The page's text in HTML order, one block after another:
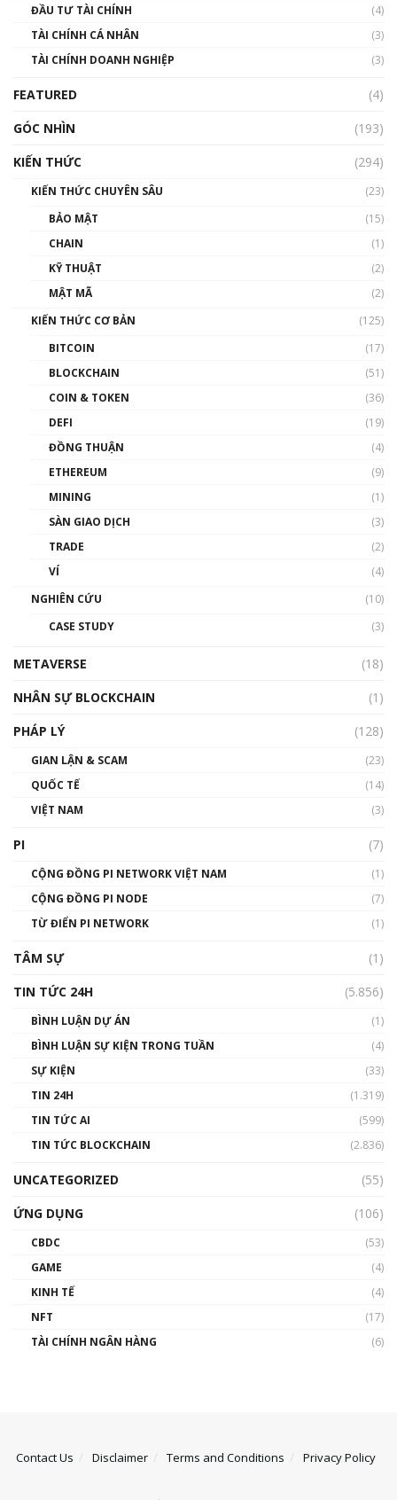
00:02:14
Nhìn lại năm 2022: Những sự kiện ảnh hưởng
đến hệ sinh thái tiền mã hoá | Phổ cập
00:43:47
như thể nào?
00:39:31
Phổ cập Blockchain
thống & Crypto qua các cuộc chiến | Phổ cập
01:32:59
gió ấm
Talkshow 14: MemeCoin – Trò đùa tỷ đô
01:29:26
ĐẦU TƯ TÀI CHÍNH
(4)
TÀI CHÍNH CÁ NHÂN
(3)
TÀI CHÍNH DOANH NGHIỆP
(3)
FEATURED
(4)
GÓC NHÌN
(193)
KIẾN THỨC
(294)
KIẾN THỨC CHUYÊN SÂU
(23)
BẢO MẬT
(15)
CHAIN
(1)
KỸ THUẬT
(2)
MẬT MÃ
(2)
KIẾN THỨC CƠ BẢN
(125)
BITCOIN
(17)
BLOCKCHAIN
(51)
COIN & TOKEN
(36)
DEFI
(19)
ĐỒNG THUẬN
(4)
ETHEREUM
(9)
MINING
(1)
SÀN GIAO DỊCH
(3)
TRADE
(2)
VÍ
(4)
NGHIÊN CỨU
(10)
CASE STUDY
(3)
METAVERSE
(18)
NHÂN SỰ BLOCKCHAIN
(1)
PHÁP LÝ
(128)
GIAN LẬN & SCAM
(23)
QUỐC TẾ
(14)
VIỆT NAM
(3)
PI (7)
CỘNG ĐỒNG PI NETWORK VIỆT NAM
(1)
CỘNG ĐỒNG PI NODE
(7)
TỪ ĐIỂN PI NETWORK
(1)
TÂM SỰ
(1)
TIN TỨC 24H
(5.856)
BÌNH LUẬN DỰ ÁN
(1)
BÌNH LUẬN SỰ KIỆN TRONG TUẦN
(4)
SỰ KIỆN
(33)
TIN 24H
(1.319)
TIN TỨC AI
(599)
TIN TỨC BLOCKCHAIN
(2.836)
UNCATEGORIZED
(55)
ỨNG DỤNG
(106)
CBDC
(53)
GAME
(4)
KINH TẾ
(4)
NFT
(17)
TÀI CHÍNH NGÂN HÀNG
(6)
Contact Us Disclaimer Terms and Conditions Privacy Policy